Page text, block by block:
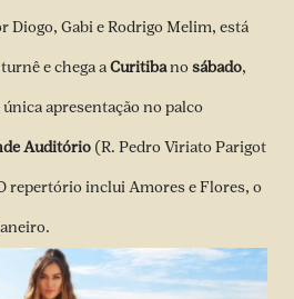
Diogo, Gabi e Rodrigo Melim, está
e chega aCuritibanosábado,
única apresentação no palco
Auditório (R. Pedro Viriato Parigot
repertório inclui Amores e Flores, o